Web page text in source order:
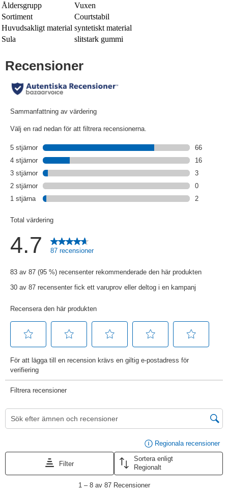
Åldersgrupp
Vuxen
Sortiment
Courtstabil
Huvudsakligt material syntetiskt material
Sula
slitstark gummi